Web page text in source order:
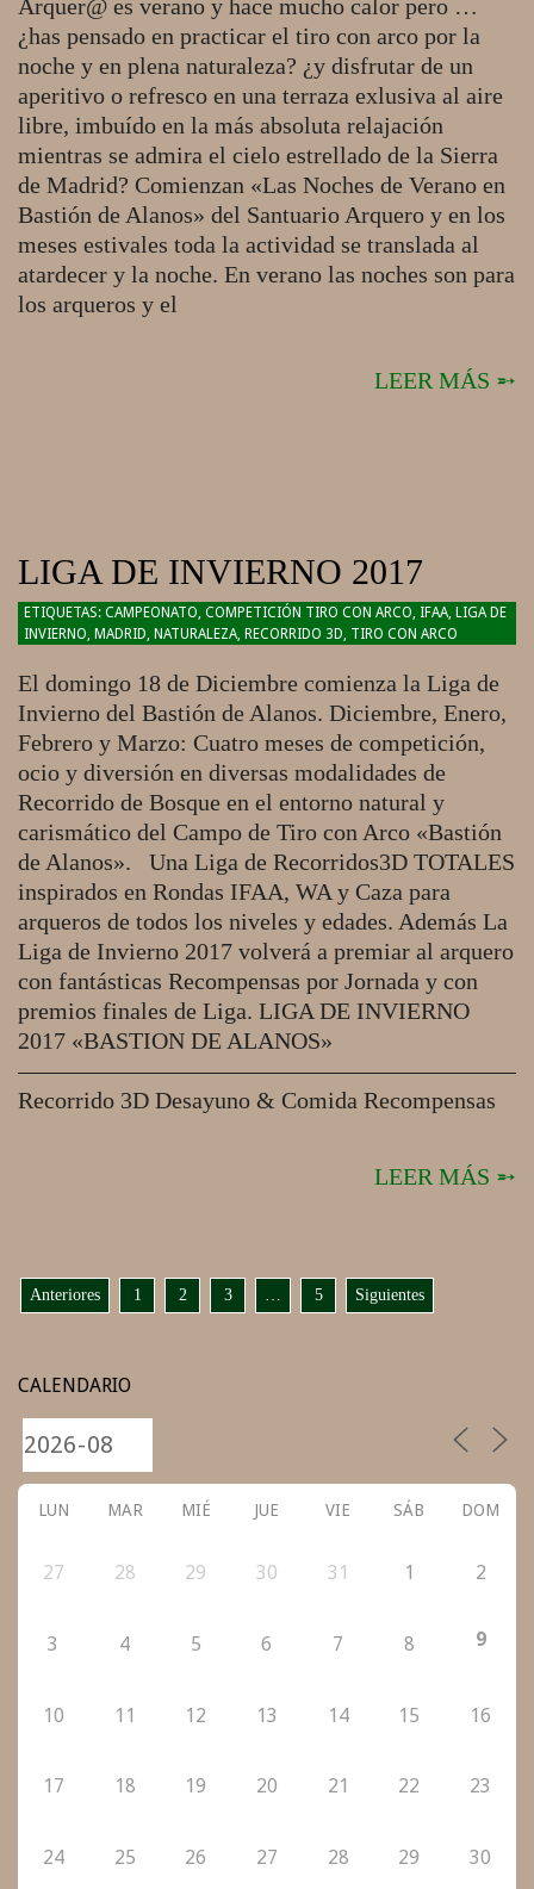
Arquer@ es verano y hace mucho calor pero …
¿has pensado en practicar el tiro con arco por la
noche y en plena naturaleza? ¿y disfrutar de un
aperitivo o refresco en una terraza exlusiva al aire
libre, imbuído en la más absoluta relajación
mientras se admira el cielo estrellado de la Sierra
de Madrid? Comienzan «Las Noches de Verano en
Bastión de Alanos» del Santuario Arquero y en los
meses estivales toda la actividad se translada al
atardecer y la noche. En verano las noches son para
los arqueros y el
LEER MÁS ➵
LIGA DE INVIERNO 2017
2016-
12-
CAMPEONATO, COMPETICIÓN TIRO CON ARCO, IFAA, LIGA DE
INVIERNO, MADRID, NATURALEZA, RECORRIDO 3D, TIRO CON ARCO
El domingo 18 de Diciembre comienza la Liga de
Invierno del Bastión de Alanos. Diciembre, Enero,
Febrero y Marzo: Cuatro meses de competición,
ocio y diversión en diversas modalidades de
Recorrido de Bosque en el entorno natural y
carismático del Campo de Tiro con Arco «Bastión
de Alanos». Una Liga de Recorridos3D TOTALES
inspirados en Rondas IFAA, WA y Caza para
arqueros de todos los niveles y edades. Además La
Liga de Invierno 2017 volverá a premiar al arquero
con fantásticas Recompensas por Jornada y con
premios finales de Liga. LIGA DE INVIERNO
2017 «BASTION DE ALANOS»
Recorrido 3D Desayuno & Comida Recompensas
LEER MÁS ➵
PAGINACIÓN
ENTRADAS
Anteriores 1 2 3 5 Siguientes
CALENDARIO
LUN MAR MIÉ JUE VIE SÁB DOM
27 28 29 30 31 1 2
3 4 5 6 7 8 9
10 11 12 13 14 15 16
17 18 19 20 21 22 23
24 25 26 27 28 29 30